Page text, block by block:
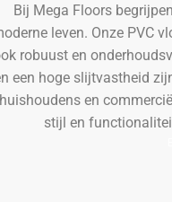
Bij Mega Floors
leven. Onze PVC
robuust en
een hoge slijtvastheid
huishoudens en
stijl en